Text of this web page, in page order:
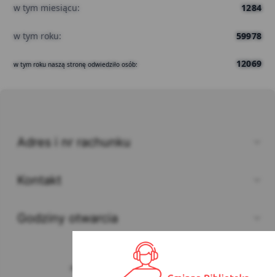
w tym miesiącu: 1284
w tym roku: 59978
w tym roku naszą stronę odwiedziło osób: 12069
Adres i nr rachunku
Kontakt
Godziny otwarcia
2026 © Gminna Biblioteka Publiczna w Czernicy